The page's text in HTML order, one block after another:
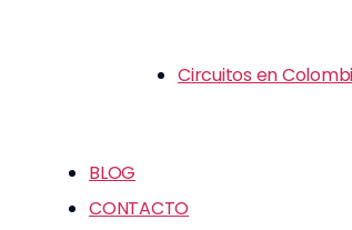
Circuitos en
BLOG
CONTACTO